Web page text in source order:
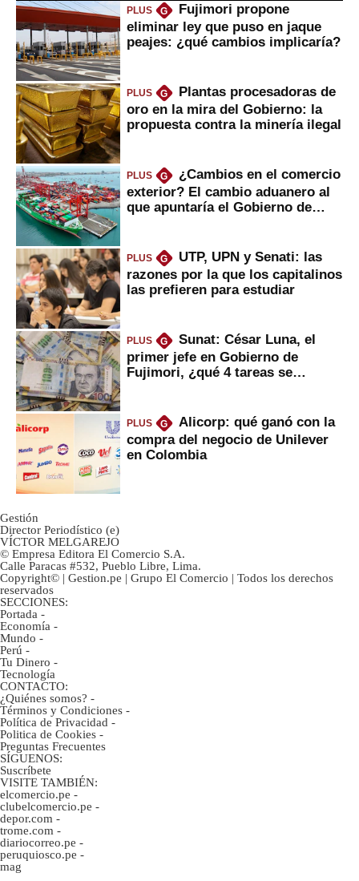
PLUS G
Fujimori propone
eliminar ley que puso en jaque
peajes: ¿qué cambios implicaría?
PLUS G
Plantas procesadoras de
oro en la mira del Gobierno: la
propuesta contra la minería ilegal
PLUS G
¿Cambios en el comercio
exterior? El cambio aduanero al
que apuntaría el Gobierno de
PLUS G
UTP, UPN y Senati: las
razones por la que los capitalinos
las prefieren para estudiar
PLUS G
Sunat: César Luna, el
primer jefe en Gobierno de
Fujimori, ¿qué 4 tareas se
PLUS G
Alicorp: qué ganó con la
compra del negocio de Unilever
en Colombia
Gestión
Director Periodístico (e)
VÍCTOR MELGAREJO
© Empresa Editora El Comercio S.A.
Calle Paracas #532, Pueblo Libre, Lima.
Copyright© | Gestion.pe | Grupo El Comercio | Todos los derechos
reservados
SECCIONES:
Portada -
Economía -
Mundo -
Perú -
Tu Dinero -
Tecnología
CONTACTO:
¿Quiénes somos? -
Términos y Condiciones -
Política de Privacidad -
Politica de Cookies -
Preguntas Frecuentes
SÍGUENOS:
Suscríbete
VISITE TAMBIÉN:
elcomercio.pe -
clubelcomercio.pe -
depor.com -
trome.com -
diariocorreo.pe -
peruquiosco.pe -
mag